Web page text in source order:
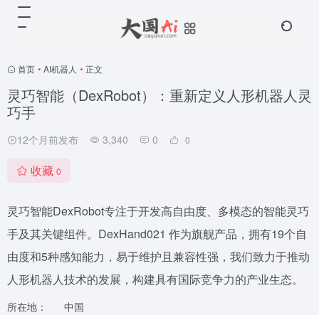
首页 • AI机器人 • 正文
灵巧智能（DexRobot）：重新定义人形机器人灵
巧手
12个月前发布 3,340 0 0
收藏 0
灵巧智能DexRobot专注于开发高自由度、多模态的智能灵巧
手及其关键组件。DexHand021 作为旗舰产品，拥有19个自
由度和5种感知能力，易于维护且兼容性强，我们致力于推动
人形机器人技术的发展，构建具有国际竞争力的产业生态。
所在地：
中国